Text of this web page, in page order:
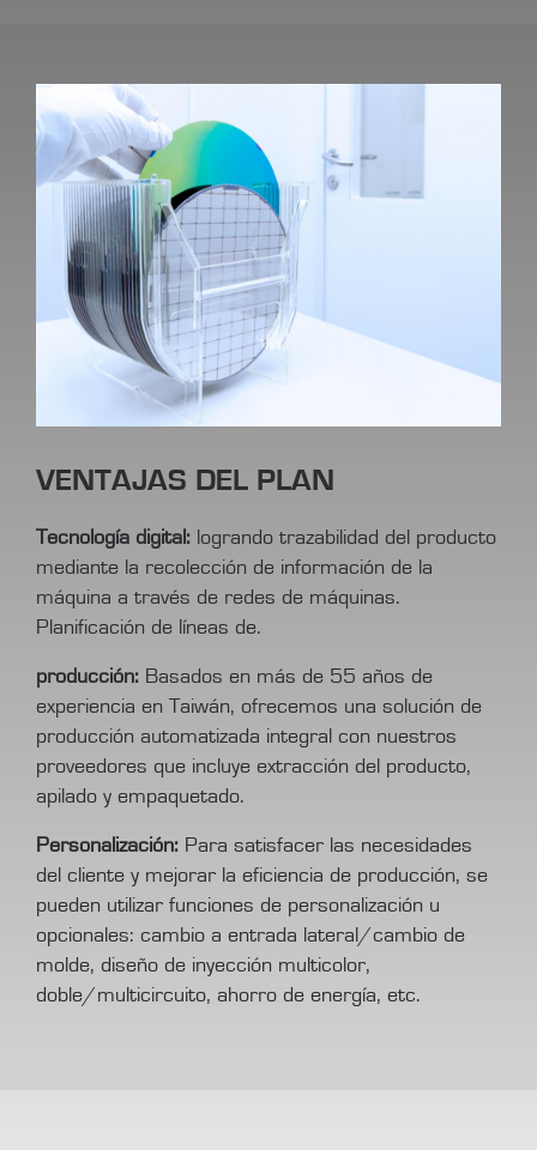
VENTAJAS DEL PLAN
Tecnología digital: logrando trazabilidad del producto
mediante la recolección de información de la
máquina a través de redes de máquinas.
Planificación de líneas de.
producción: Basados en más de 55 años de
experiencia en Taiwán, ofrecemos una solución de
producción automatizada integral con nuestros
proveedores que incluye extracción del producto,
apilado y empaquetado.
Personalización: Para satisfacer las necesidades
del cliente y mejorar la eficiencia de producción, se
pueden utilizar funciones de personalización u
opcionales: cambio a entrada lateral/cambio de
molde, diseño de inyección multicolor,
doble/multicircuito, ahorro de energía, etc.